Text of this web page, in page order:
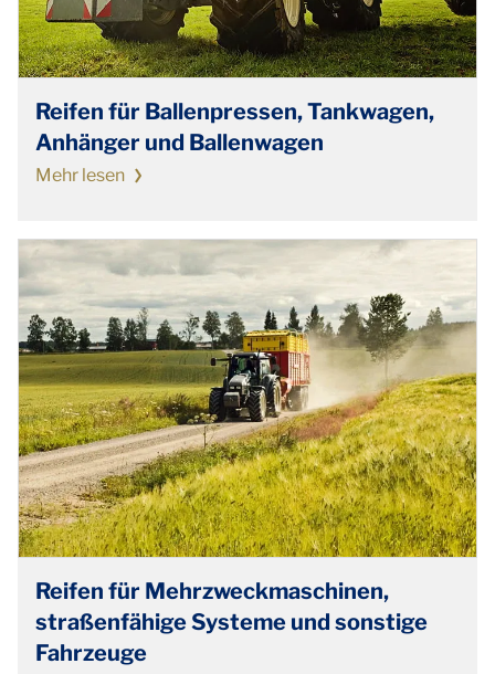
Reifen für Ballenpressen, Tankwagen,
Anhänger und Ballenwagen
Mehr lesen
Reifen für Mehrzweckmaschinen,
straßenfähige Systeme und sonstige
Fahrzeuge